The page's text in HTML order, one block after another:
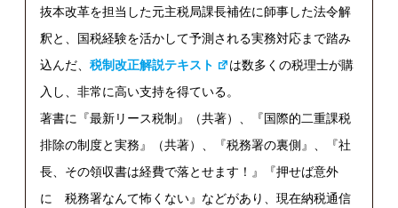
抜本改革を担当した元主税局課長補佐に師事した法令解
釈と、国税経験を活かして予測される実務対応まで踏み
込んだ、 税制改正解説テキスト
は数多くの税理士が購
入し、非常に高い支持を得ている。
著書に『最新リース税制』（共著）、『国際的二重課税
排除の制度と実務』（共著）、『税務署の裏側』、『社
長、その領収書は経費で落とせます！』『押せば意外
に 税務署なんて怖くない』などがあり、現在納税通信